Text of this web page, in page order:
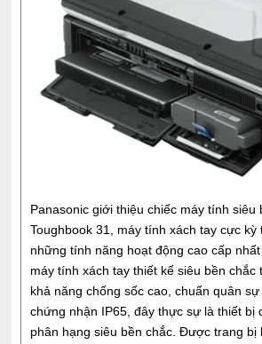
Panasonic giới thiệu chiếc máy tính siêu
Toughbook 31, máy tính xách tay cực kỳ
những tính năng hoạt động cao cấp
máy tính xách tay thiết kế siêu bền chắc
khả năng chống sốc cao, chuẩn quân
chứng nhận IP65, đây thực sự là thiết bị
phân hạng siêu bền chắc. Được trang bị